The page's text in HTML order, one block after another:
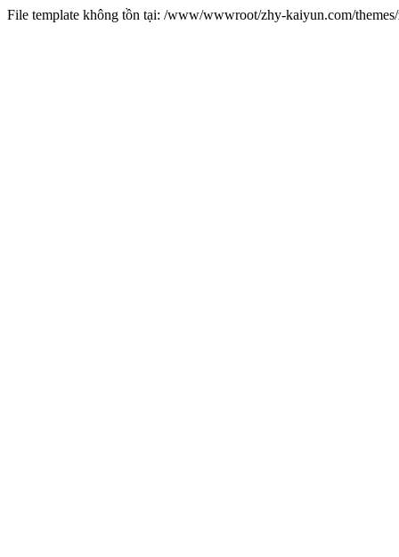
File template không tồn tại: /www/wwwroot/zhy-kaiyun.com/